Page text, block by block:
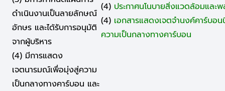
ดำเนินงานเป็นลายลักษณ์
อักษร และได้รับการอนุมัติ
จากผู้บริหาร
(4) มีการแสดง
เจตนารมณ์เพื่อมุ่งสู่ความ
เป็นกลางทางคาร์บอน และ
(4) ประกาศนโนบายสิ่งแวดล้อมและ
(4) เอกสารแสดงเจตจำนงค์คาร์บอ
ความเป็นกลางทางคาร์บอน